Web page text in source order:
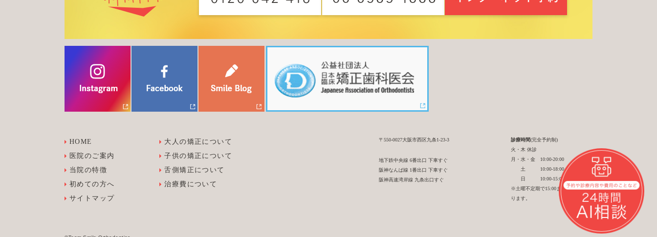
HOME
医院のご案内
当院の特徴
初めての方へ
サイトマップ
大人の矯正について
子供の矯正について
舌側矯正について
治療費について
〒550-0027大阪市西区九条1-23-3
地下鉄中央線 6番出口 下車すぐ
阪神なんば線 1番出口 下車すぐ
阪神高速湾岸線 九条出口すぐ
診療時間(完全予約制)
火・木 休診
月・水・金 10:00-20:00
土 10:00-18:00
日 10:00-15:00(月1回)
※土曜不定期で15:00までの日もあ
ります。